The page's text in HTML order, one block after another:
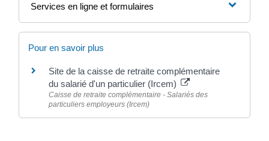
Services en ligne et formulaires
Pour en savoir plus
Site de la caisse de retraite complémentaire
du salarié d'un particulier (Ircem)
Caisse de retraite complémentaire - Salariés des
particuliers employeurs (Ircem)